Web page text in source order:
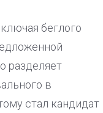
беглого
разделяет
в
стал кандидат